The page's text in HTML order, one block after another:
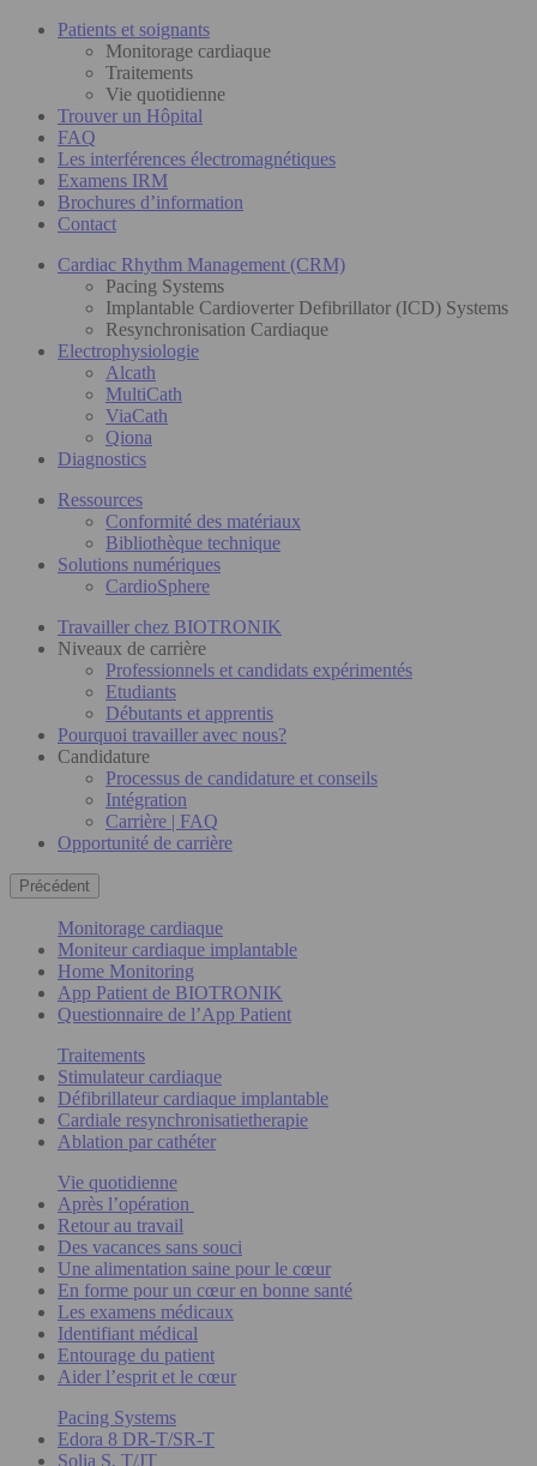
Patients et soignants
Monitorage cardiaque
Traitements
Vie quotidienne
Trouver un Hôpital
FAQ
Les interférences électromagnétiques
Examens IRM
Brochures d’information
Contact
Cardiac Rhythm Management (CRM)
Pacing Systems
Implantable Cardioverter Defibrillator (ICD) Systems
Resynchronisation Cardiaque
Electrophysiologie
Alcath
MultiCath
ViaCath
Qiona
Diagnostics
Ressources
Conformité des matériaux
Bibliothèque technique
Solutions numériques
CardioSphere
Travailler chez BIOTRONIK
Niveaux de carrière
Professionnels et candidats expérimentés
Etudiants
Débutants et apprentis
Pourquoi travailler avec nous?
Candidature
Processus de candidature et conseils
Intégration
Carrière | FAQ
Opportunité de carrière
Précédent
Monitorage cardiaque
Moniteur cardiaque implantable
Home Monitoring
App Patient de BIOTRONIK
Questionnaire de l’App Patient
Traitements
Stimulateur cardiaque
Défibrillateur cardiaque implantable
Cardiale resynchronisatietherapie
Ablation par cathéter
Vie quotidienne
Après l’opération
Retour au travail
Des vacances sans souci
Une alimentation saine pour le cœur
En forme pour un cœur en bonne santé
Les examens médicaux
Identifiant médical
Entourage du patient
Aider l’esprit et le cœur
Pacing Systems
Edora 8 DR-T/SR-T
Solia S, T/JT